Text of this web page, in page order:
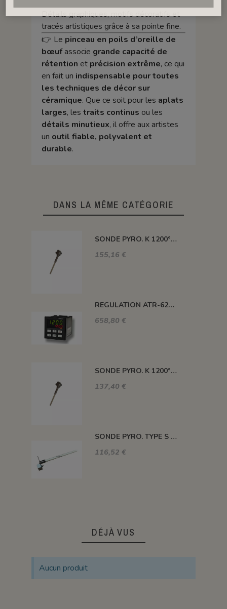
Détails graphiques, motifs décoratifs et
tracés artistiques grâce à sa pointe fine.
👉 Le pinceau en poils d’oreille de
bœufassocie grande capacité de
rétention et précision extrême, ce qui
en fait un indispensable pour toutes
les techniques de décor sur
céramique. Que ce soit pour les aplats
larges, les traits continus ou les
détails minutieux, il offre aux artistes
un outil fiable, polyvalent et
durable.
DANS LA MÊME CATÉGORIE
SONDE PYRO. K 1200° 300MM AVEC TETE
155,16 €
REGULATION ATR-621 13 ABC-T
658,80 €
SONDE PYRO. K 1200° 220MM AVEC TETE
137,40 €
SONDE PYRO. TYPE S 1400° 120MM SANS TETE
116,52 €
DÉJÀ VUS
Aucun produit